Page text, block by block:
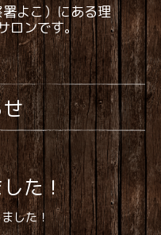
よこ）にある理
ロンです。
た！
した！